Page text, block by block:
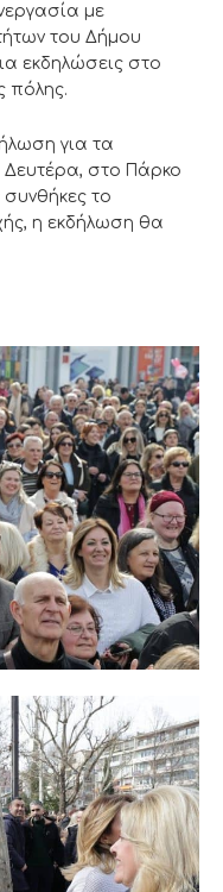
με
του Δήμου
εκδηλώσεις στο
πόλης.
για τα
Δευτέρα, στο Πάρκο
το
η εκδήλωση θα